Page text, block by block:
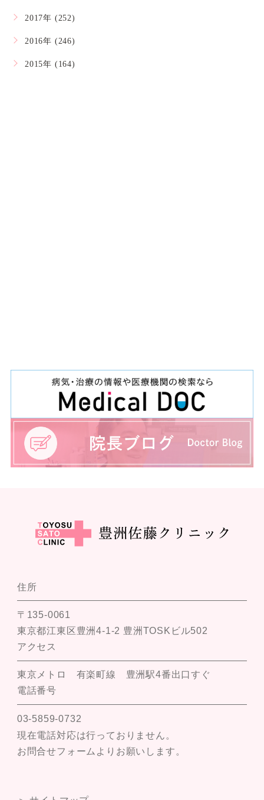
2017年 (252)
2016年 (246)
2015年 (164)
住所
〒135-0061
東京都江東区豊洲4-1-2 豊洲TOSKビル502
アクセス
東京メトロ 有楽町線 豊洲駅4番出口すぐ
電話番号
03-5859-0732
現在電話対応は行っておりません。
お問合せフォームよりお願いします。